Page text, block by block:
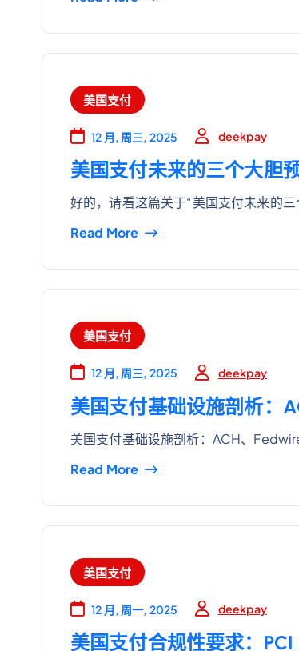
美国支付
12 月, 周三, 2025 deekpay
美国支付未来的三个大胆
好的，请看这篇关于“美国支付未来的
Read More
美国支付
12 月, 周三, 2025 deekpay
美国支付基础设施剖析：
美国支付基础设施剖析：ACH、
Read More
美国支付
12 月, 周一, 2025 deekpay
美国支付合规性要求：